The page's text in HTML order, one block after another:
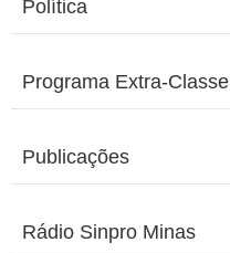
Política
Programa Extra-Classe
Publicações
Rádio Sinpro Minas